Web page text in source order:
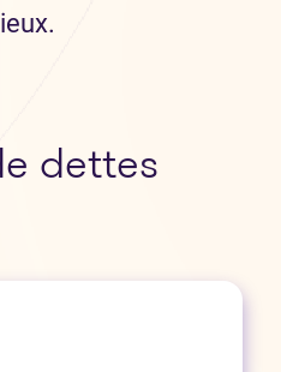
dettes